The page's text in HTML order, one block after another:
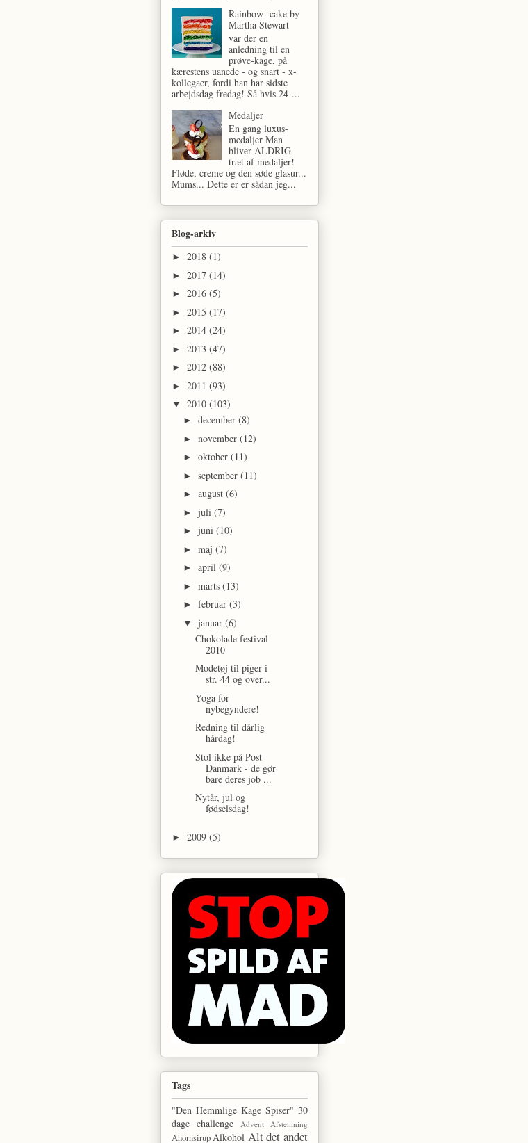
Rainbow- cake by
Martha Stewart
var der en
anledning til en
prøve-kage, på
kærestens uanede - og snart - x-
kollegaer, fordi han har sidste
arbejdsdag fredag! Så hvis 24-...
Medaljer
En gang luxus-
medaljer Man
bliver ALDRIG
træt af medaljer!
Fløde, creme og den søde glasur...
Mums... Dette er er sådan jeg...
Blog-arkiv
► 2018 (1)
► 2017 (14)
► 2016 (5)
► 2015 (17)
► 2014 (24)
► 2013 (47)
► 2012 (88)
► 2011 (93)
▼ 2010 (103)
►december(8)
►november(12)
►oktober(11)
►september(11)
►august(6)
►juli(7)
►juni(10)
►maj(7)
►april(9)
►marts(13)
►februar(3)
▼januar(6)
Chokolade festival
2010
Modetøj til piger i
str. 44 og over...
Yoga for
nybegyndere!
Redning til dårlig
hårdag!
Stol ikke på Post
Danmark - de gør
bare deres job ...
Nytår, jul og
fødselsdag!
► 2009 (5)
Tags
"Den Hemmlige Kage Spiser" 30
dage challenge
Advent Afstemning
Ahornsirup Alkohol Alt det andet